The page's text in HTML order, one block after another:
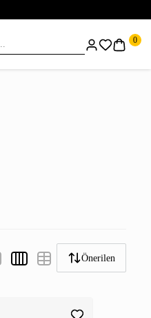
0
Önerilen